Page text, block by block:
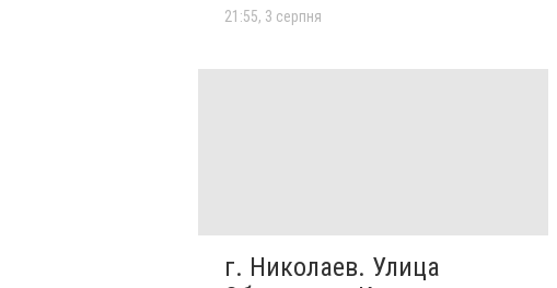
21:55, 3 серпня
г. Николаев. Улица